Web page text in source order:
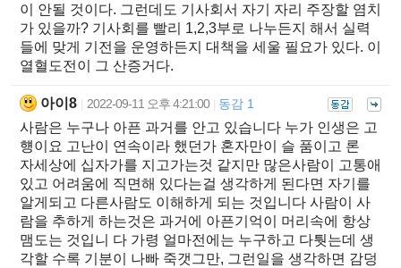
이 안될 것이다. 그런데도 기사회서 자기 자리 주장할 염치
가 있을까? 기사회를 빨리 1,2,3부로 나누든지 해서 실력
들에 맞게 기전을 운영하든지 대책을 세울 필요가 있다. 이
열혈도전이 그 산증거다.
아이8 2022-09-11 오후 4:21:00 동감 1
사람은 누구나 아픈 과거를 안고 있습니다 누가 인생은 고
헁이요 고난이 연속이라 했던가 혼자만이 슬 품이고 론
자세상에 십자가를 지고가는것 같지만 많은사람이 고통애
있고 어려움에 직면해 있다는걸 생각하게 된다면 자기를
알게되고 다른사람도 이해하게 되는 것입니다 사람이 사
람을 추하게 하는것은 과거에 아픈기억이 머리속에 항상
맴도는 것입니 다 가령 얼마전에는 누구하고 다퉛는데 생
각할 수록 기분이 나빠 죽갯그만, 그런일을 생각하면 감덩